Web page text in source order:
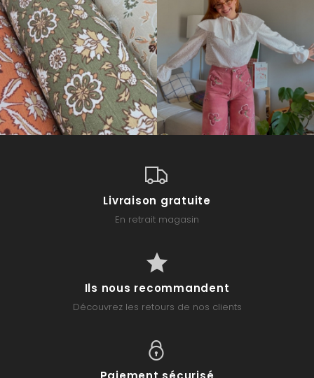
Livraison gratuite
En retrait magasin
Ils nous recommandent
Découvrez les retours de nos clients